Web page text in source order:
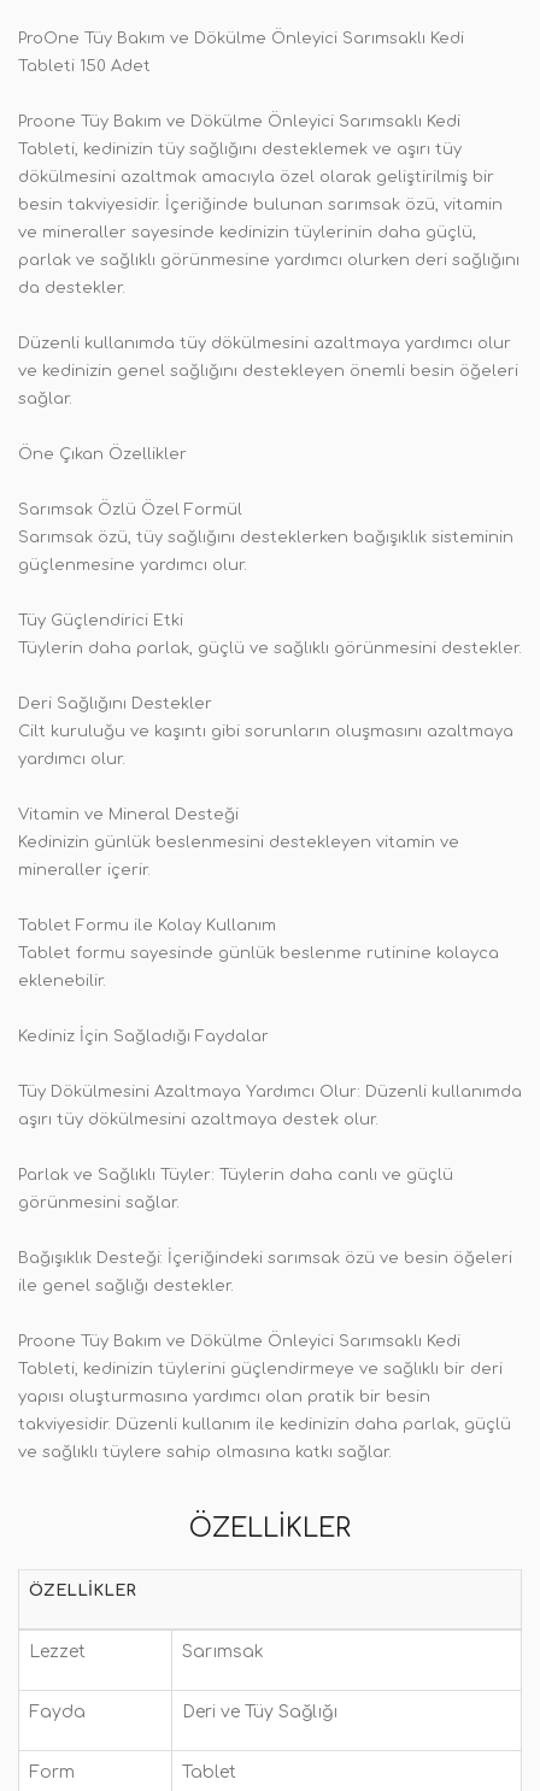
ProOne Tüy Bakım ve Dökülme Önleyici Sarımsaklı Kedi
Tableti 150 Adet
Proone Tüy Bakım ve Dökülme Önleyici Sarımsaklı Kedi
Tableti, kedinizin tüy sağlığını desteklemek ve aşırı tüy
dökülmesini azaltmak amacıyla özel olarak geliştirilmiş bir
besin takviyesidir. İçeriğinde bulunan sarımsak özü, vitamin
ve mineraller sayesinde kedinizin tüylerinin daha güçlü,
parlak ve sağlıklı görünmesine yardımcı olurken deri sağlığını
da destekler.
Düzenli kullanımda tüy dökülmesini azaltmaya yardımcı olur
ve kedinizin genel sağlığını destekleyen önemli besin öğeleri
sağlar.
Öne Çıkan Özellikler
Sarımsak Özlü Özel Formül
Sarımsak özü, tüy sağlığını desteklerken bağışıklık sisteminin
güçlenmesine yardımcı olur.
Tüy Güçlendirici Etki
Tüylerin daha parlak, güçlü ve sağlıklı görünmesini destekler.
Deri Sağlığını Destekler
Cilt kuruluğu ve kaşıntı gibi sorunların oluşmasını azaltmaya
yardımcı olur.
Vitamin ve Mineral Desteği
Kedinizin günlük beslenmesini destekleyen vitamin ve
mineraller içerir.
Tablet Formu ile Kolay Kullanım
Tablet formu sayesinde günlük beslenme rutinine kolayca
eklenebilir.
Kediniz İçin Sağladığı Faydalar
Tüy Dökülmesini Azaltmaya Yardımcı Olur: Düzenli kullanımda
aşırı tüy dökülmesini azaltmaya destek olur.
Parlak ve Sağlıklı Tüyler: Tüylerin daha canlı ve güçlü
görünmesini sağlar.
Bağışıklık Desteği: İçeriğindeki sarımsak özü ve besin öğeleri
ile genel sağlığı destekler.
Proone Tüy Bakım ve Dökülme Önleyici Sarımsaklı Kedi
Tableti, kedinizin tüylerini güçlendirmeye ve sağlıklı bir deri
yapısı oluşturmasına yardımcı olan pratik bir besin
takviyesidir. Düzenli kullanım ile kedinizin daha parlak, güçlü
ve sağlıklı tüylere sahip olmasına katkı sağlar.
ÖZELLIKLER
ÖZELLIKLER
Lezzet Sarımsak
Fayda Deri ve Tüy Sağlığı
Form Tablet